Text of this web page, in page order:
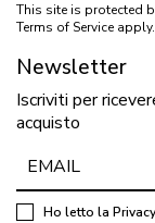
This site is protected
Terms of Service apply.
Newsletter
Iscriviti per
acquisto
Ho letto la